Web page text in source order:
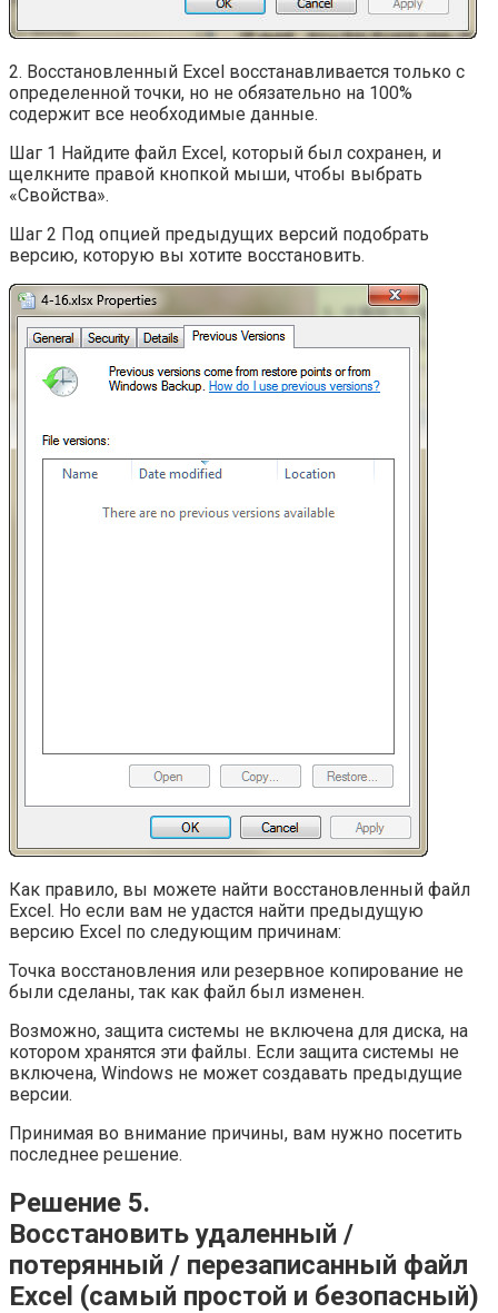
2. Восстановленный Excel восстанавливается только с
определенной точки, но не обязательно на 100%
содержит все необходимые данные.
Шаг 1 Найдите файл Excel, который был сохранен, и
щелкните правой кнопкой мыши, чтобы выбрать
«Свойства».
Шаг 2 Под опцией предыдущих версий подобрать
версию, которую вы хотите восстановить.
Как правило, вы можете найти восстановленный файл
Excel. Но если вам не удастся найти предыдущую
версию Excel по следующим причинам:
Точка восстановления или резервное копирование не
были сделаны, так как файл был изменен.
Возможно, защита системы не включена для диска, на
котором хранятся эти файлы. Если защита системы не
включена, Windows не может создавать предыдущие
версии.
Принимая во внимание причины, вам нужно посетить
последнее решение.
Решение 5.
Восстановить удаленный /
потерянный / перезаписанный файл
Excel (самый простой и безопасный)